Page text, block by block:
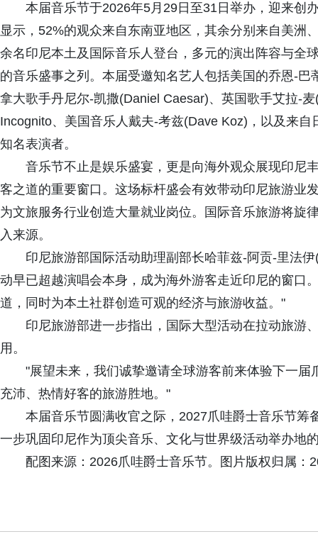
本届音乐节于2026年5月29日至31日举办，迎来创
显示，52%的观众来自东南亚地区，其余分别来自美洲
余名印尼本土及国际音乐人登台，多元的演出阵容与全
的音乐盛事之列。本届受邀知名艺人包括美国的乔恩-
拿大歌手丹尼尔-凯撒(Daniel Caesar)、英国歌手艾拉-
Incognito、美国音乐人戴夫-考兹(Dave Koz)，以及来
知名表演者。
音乐节不止是娱乐盛宴，更是向海外观众展现印尼
客之道的重要窗口。这场标杆盛会有效带动印尼旅游业
为文旅服务行业创造大量就业岗位。国际音乐旅游将旋
入来源。
印尼旅游部国际活动助理副部长哈菲兹-阿贡-里法
动早已超越演唱会本身，成为海外游客走近印尼的窗口
道，同时为本土社群创造可观的经济与旅游收益。"
印尼旅游部进一步指出，国际大型活动在拉动旅游
用。
"展望未来，我们诚挚邀请全球游客前来体验下一
充沛、热情好客的旅游胜地。"
本届音乐节圆满收官之际，2027爪哇爵士音乐节
一步巩固印尼作为顶尖音乐、文化与世界级活动举办地
配图来源：2026爪哇爵士音乐节。图片版权归属：